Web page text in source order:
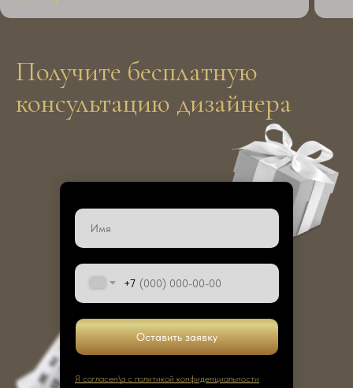
Получите бесплатную
консультацию дизайнера
+7
Оставить заявку
Я согласен\а с политикой конфиденциальности